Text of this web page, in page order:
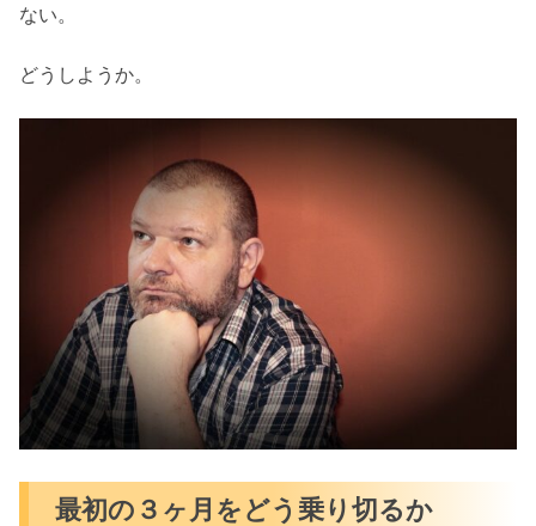
ない。
どうしようか。
最初の３ヶ月をどう乗り切るか